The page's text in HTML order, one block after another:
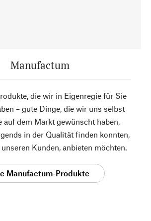
Manufactum
die wir in Eigenregie für Sie
– gute Dinge, die wir uns selbst
auf dem Markt gewünscht haben,
in der Qualität finden konnten,
Kunden, anbieten möchten.
Manufactum-Produkte